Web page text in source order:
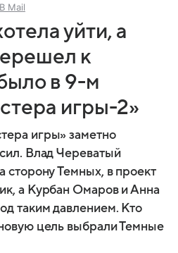
Mail
уйти, а
к
в 9-м
игры-2»
игры» заметно
Влад Череватый
сторону Темных, в проект
а Курбан Омаров и Анна
таким давлением. Кто
цель выбрали Темные